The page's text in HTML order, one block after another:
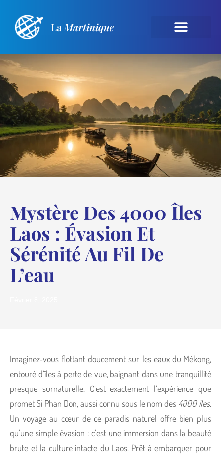
La Martinique
Mystère Des 4000 Îles
Laos : Évasion Et
Sérénité Au Fil De
L’eau
Imaginez-vous flottant doucement sur les eaux du Mékong,
entouré d’îles à perte de vue, baignant dans une tranquillité
presque surnaturelle. C’est exactement l’expérience que
promet Si Phan Don, aussi connu sous le nom des 4000 îles.
Un voyage au cœur de ce paradis naturel offre bien plus
qu’une simple évasion : c’est une immersion dans la beauté
brute et la culture intacte du Laos. Prêt à embarquer pour